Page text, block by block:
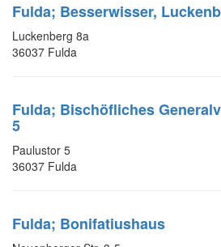
Fulda; Besserwisser,
Luckenberg 8a
36037 Fulda
Fulda; Bischöfliches
5
Paulustor 5
36037 Fulda
Fulda; Bonifatiushaus